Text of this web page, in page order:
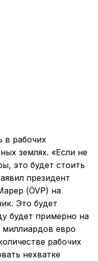
в рабочих
землях. «Если не
это будет стоить
президент
(ÖVP) на
Это будет
будет примерно на
евро
рабочих
нехватке